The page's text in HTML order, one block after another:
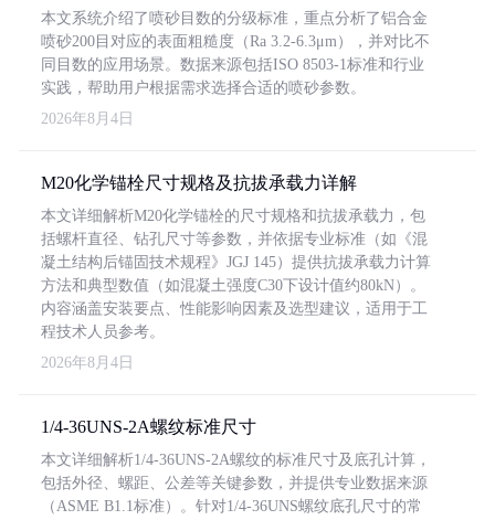
本文系统介绍了喷砂目数的分级标准，重点分析了铝合金
喷砂200目对应的表面粗糙度（Ra 3.2-6.3μm），并对比不
同目数的应用场景。数据来源包括ISO 8503-1标准和行业
实践，帮助用户根据需求选择合适的喷砂参数。
2026年8月4日
M20化学锚栓尺寸规格及抗拔承载力详解
本文详细解析M20化学锚栓的尺寸规格和抗拔承载力，包
括螺杆直径、钻孔尺寸等参数，并依据专业标准（如《混
凝土结构后锚固技术规程》JGJ 145）提供抗拔承载力计算
方法和典型数值（如混凝土强度C30下设计值约80kN）。
内容涵盖安装要点、性能影响因素及选型建议，适用于工
程技术人员参考。
2026年8月4日
1/4-36UNS-2A螺纹标准尺寸
本文详细解析1/4-36UNS-2A螺纹的标准尺寸及底孔计算，
包括外径、螺距、公差等关键参数，并提供专业数据来源
（ASME B1.1标准）。针对1/4-36UNS螺纹底孔尺寸的常